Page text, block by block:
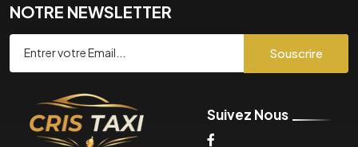
NOTRE NEWSLETTER
Souscrire
Suivez Nous